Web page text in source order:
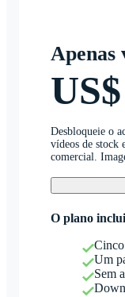
Apenas
Desbloqueie o
vídeos de stock
comercial.
O plano
Um
Sem